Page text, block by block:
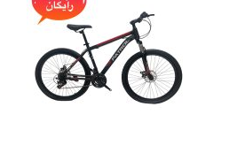
امروزه خرید اینترنتی بخاطر سادگی
گواهینامه SSL یا همان HTTPS در ابتدای آدرس سایت.
توجه به وجود نماد اعتماد الکترونیک
همیشه هزینه های حمل و نقل را در نظر